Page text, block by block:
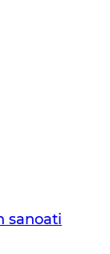
sanoati